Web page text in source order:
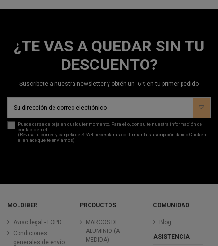
¿TE VAS A QUEDAR SIN TU
DESCUENTO?
Suscríbete a nuestra newsletter y obtén un -6% en tu primer pedido
Puede darse de baja en cualquier momento. Para ello, consulte nuestra información de
contacto en el
(Revisa tu correo y carpeta de SPAN necesitaras confirmar la suscripción dando Click en
el enlace que te enviamos)
MOLDIBER
Aviso legal - LOPD
Condiciones
generales de envío
PRODUCTOS
MARCOS DE
ALUMINIO (A
MEDIDA)
COMUNIDAD
Blog
ASISTENCIA